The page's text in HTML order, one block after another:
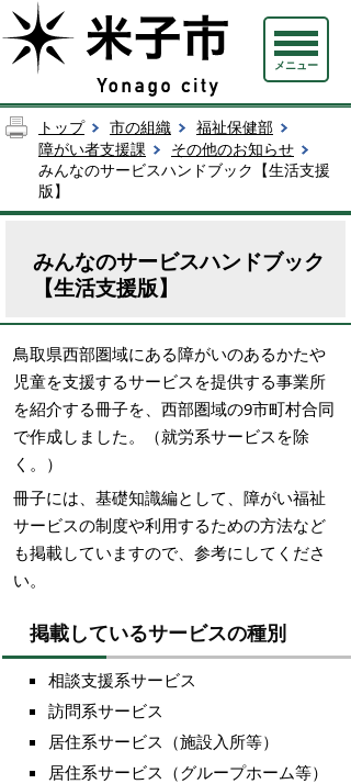
メニュー
トップ 市の組織
福祉保健部
障がい者支援課
その他のお知らせ
みんなのサービスハンドブック【生活支援
版】
みんなのサービスハンドブック
【生活支援版】
鳥取県西部圏域にある障がいのあるかたや
児童を支援するサービスを提供する事業所
を紹介する冊子を、西部圏域の9市町村合同
で作成しました。（就労系サービスを除
く。）
冊子には、基礎知識編として、障がい福祉
サービスの制度や利用するための方法など
も掲載していますので、参考にしてくださ
い。
掲載しているサービスの種別
相談支援系サービス
訪問系サービス
居住系サービス（施設入所等）
居住系サービス（グループホーム等）